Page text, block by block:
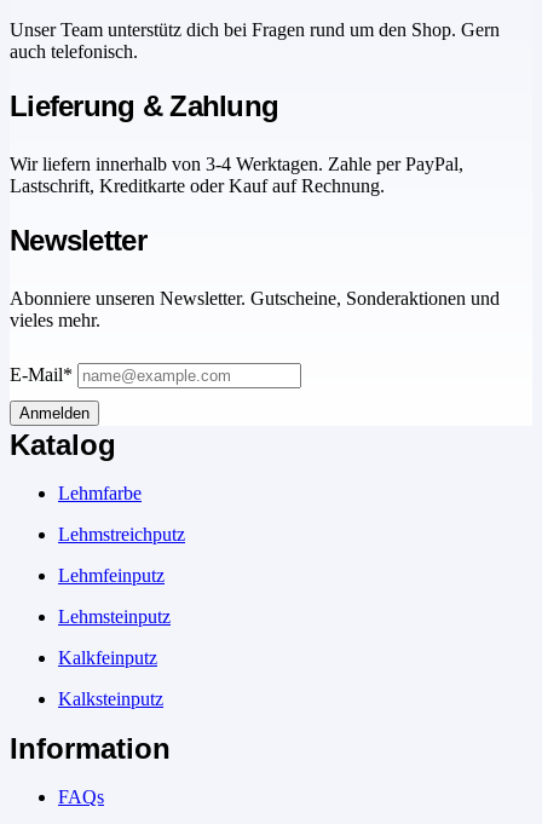
Unser Team unterstütz dich bei Fragen rund um den Shop. Gern
auch telefonisch.
Lieferung & Zahlung
Wir liefern innerhalb von 3-4 Werktagen. Zahle per PayPal,
Lastschrift, Kreditkarte oder Kauf auf Rechnung.
Newsletter
Abonniere unseren Newsletter. Gutscheine, Sonderaktionen und
vieles mehr.
E-Mail*
Anmelden
Katalog
Lehmfarbe
Lehmstreichputz
Lehmfeinputz
Lehmsteinputz
Kalkfeinputz
Kalksteinputz
Information
FAQs